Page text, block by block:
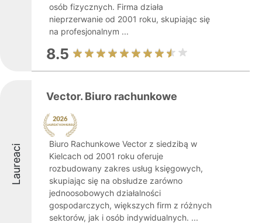
osób fizycznych. Firma działa
nieprzerwanie od 2001 roku, skupiając się
na profesjonalnym ...
8.5
Laureaci
Vector. Biuro rachunkowe
Biuro Rachunkowe Vector z siedzibą w
Kielcach od 2001 roku oferuje
rozbudowany zakres usług księgowych,
skupiając się na obsłudze zarówno
jednoosobowych działalności
gospodarczych, większych firm z różnych
sektorów, jak i osób indywidualnych. ...